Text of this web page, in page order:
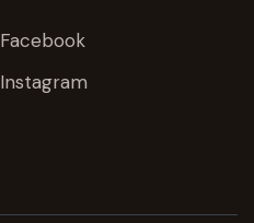
Facebook
Instagram